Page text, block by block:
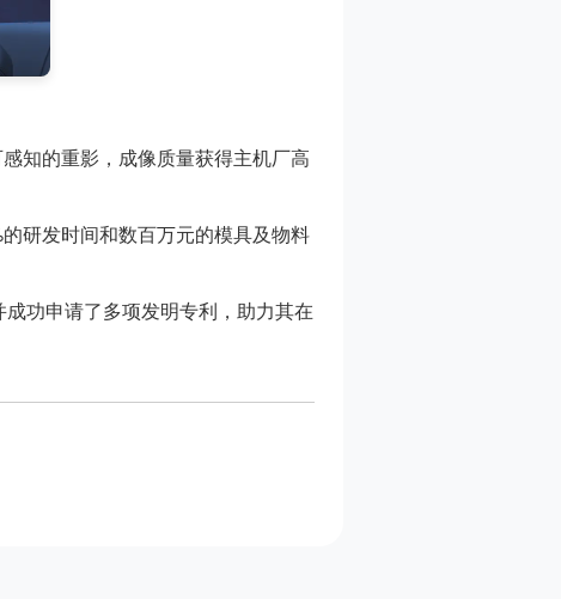
知的重影，成像质量获得主机厂高
研发时间和数百万元的模具及物料
功申请了多项发明专利，助力其在